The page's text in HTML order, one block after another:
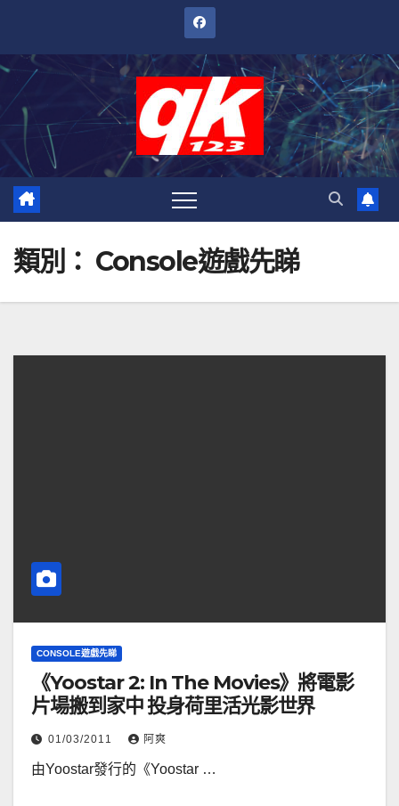
內
類別： Console遊戲先睇
CONSOLE遊戲先睇
《Yoostar 2: In The Movies》將電影
片場搬到家中 投身荷里活光影世界
01/03/2011 阿爽
由Yoostar發行的《Yoostar …